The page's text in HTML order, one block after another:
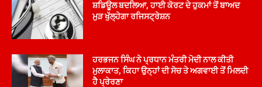
ਸ਼ਡਿਊਲ ਬਦਲਿਆ, ਹਾਈ ਕੋਰਟ ਦੇ ਹੁਕਮਾਂ ਤੋਂ ਬਾਅਦ
ਮੁੜ ਖੁੱਲ੍ਹੇਗਾ ਰਜਿਸਟ੍ਰੇਸ਼ਨ
ਹਰਭਜਨ ਸਿੰਘ ਨੇ ਪ੍ਰਧਾਨ ਮੰਤਰੀ ਮੋਦੀ ਨਾਲ ਕੀਤੀ
ਮੁਲਾਕਾਤ, ਕਿਹਾ ਉਨ੍ਹਾਂ ਦੀ ਸੋਚ ਤੇ ਅਗਵਾਈ ਤੋਂ ਮਿਲਦੀ
ਹੈ ਪ੍ਰੇਰਣਾ